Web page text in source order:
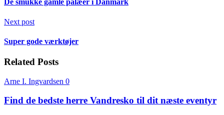
De smukke gamle palæer i Danmark
Next post
Super gode værktøjer
Related Posts
Arne I. Ingvardsen 0
Find de bedste herre Vandresko til dit næste eventyr